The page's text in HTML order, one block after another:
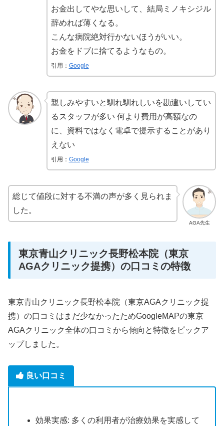
お金出してやな思いして、結局ミノキシジル
辞めれば薄くなる。
こんな病院絶対行かないほうがいい。
お金をドブに捨てるようなもの。
引用： Google
親しみやすいと馴れ馴れしいを勘違いしてい
るスタッフが多い 何より費用が高額なの
に、資料ではなく電卓で提示することがあり
えない
引用： Google
AGA先生
総じて値段に対する不満の声が多く見られま
した。
東京青山クリニック長野松本院（東京
AGAクリニック提携）の口コミの特徴
東京青山クリニック長野松本院（東京AGAクリニック提
携）の口コミはまだ少なかったためGoogleMAPの東京
AGAクリニック全体の口コミから傾向と特徴をピックア
ップしました。
良い口コミ
効果実感: 多くの利用者が治療効果を実感して